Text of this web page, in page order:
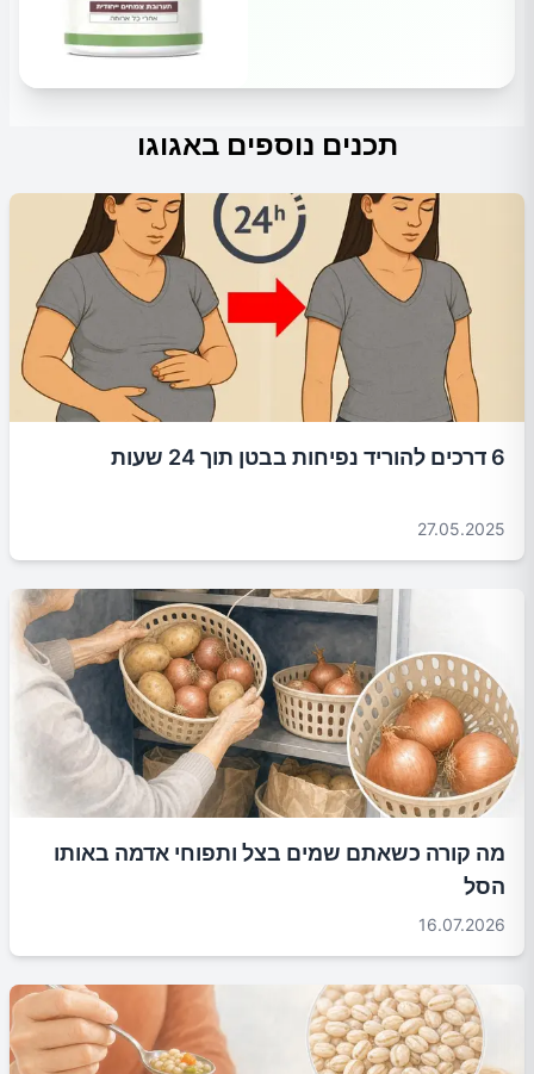
תכנים נוספים באגוגו
6 דרכים להוריד נפיחות בבטן תוך 24 שעות
27.05.2025
מה קורה כשאתם שמים בצל ותפוחי אדמה באותו
הסל
16.07.2026